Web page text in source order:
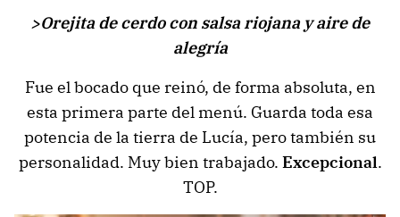
>Orejita de cerdo con salsa riojana y aire de
alegría
Fue el bocado que reinó, de forma absoluta, en
esta primera parte del menú. Guarda toda esa
potencia de la tierra de Lucía, pero también su
personalidad. Muy bien trabajado. Excepcional.
TOP.